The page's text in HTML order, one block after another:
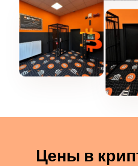
Цены в